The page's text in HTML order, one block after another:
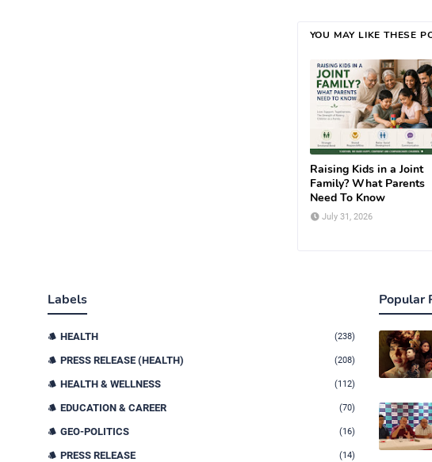
YOU MAY LIKE THESE
Raising Kids in a Joint
Family? What Parents
Need To Know
July 31, 2026
Labels
HEALTH (238)
PRESS RELEASE (HEALTH) (208)
HEALTH & WELLNESS (112)
EDUCATION & CAREER (70)
GEO-POLITICS (16)
PRESS RELEASE (14)
Popular